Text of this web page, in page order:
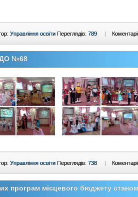
Управління освіти Переглядів: 789 |
№68
Управління освіти Переглядів: 738 |
програм місцевого бюджету